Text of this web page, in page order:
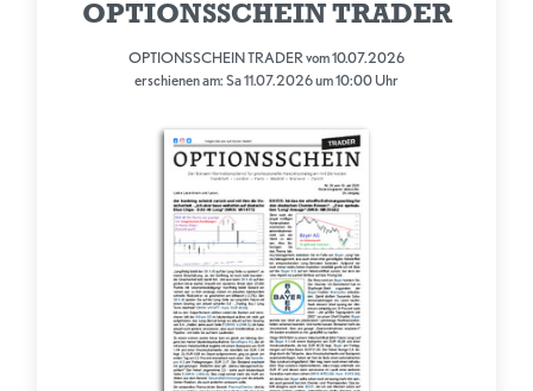
OPTIONSSCHEIN TRADER
OPTIONSSCHEIN TRADER vom 10.07.2026
erschienen am: Sa 11.07.2026 um 10:00 Uhr